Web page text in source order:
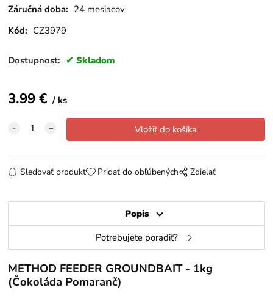
Záručná doba: 24 mesiacov
Kód: CZ3979
Dostupnosť: Skladom
3.99€ ks
Sledovať produkt Pridať do obľúbených Zdielať
Popis
Potrebujete poradiť?
METHOD FEEDER GROUNDBAIT - 1kg
(Čokoláda Pomaranč)